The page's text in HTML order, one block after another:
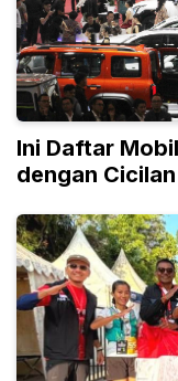
Ini Daftar
dengan